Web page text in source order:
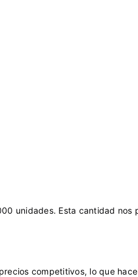
unidades. Esta cantidad
competitivos, lo que